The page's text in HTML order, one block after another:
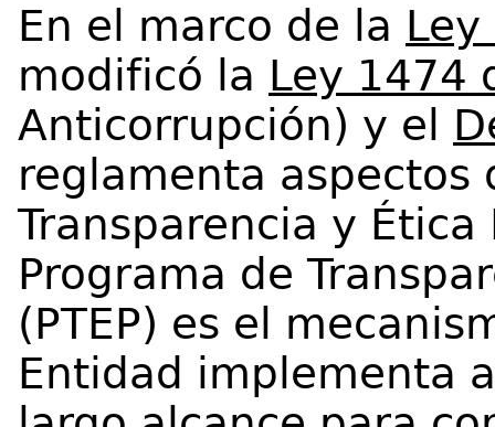
En el marco de la
modificó la Ley 1474
Anticorrupción) y el
reglamenta aspectos
Transparencia y Ética
Programa de
(PTEP) es el
Entidad implementa